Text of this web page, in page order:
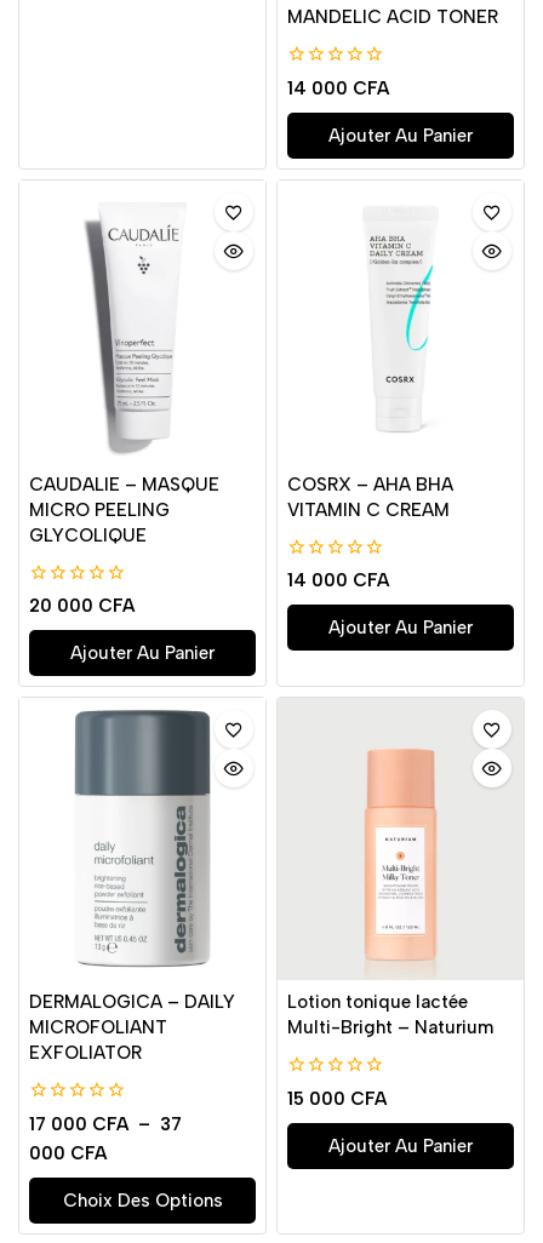
MANDELIC ACID TONER
0
de
5
14 000 CFA
Ajouter Au Panier
CAUDALIE – MASQUE
MICRO PEELING
GLYCOLIQUE
0
de
5
20 000 CFA
Ajouter Au Panier
COSRX – AHA BHA
VITAMIN C CREAM
0
de
5
14 000 CFA
Ajouter Au Panier
DERMALOGICA – DAILY
MICROFOLIANT
EXFOLIATOR
0
de
5
17 000 CFA – 37
000 CFA
Choix Des Options
Lotion tonique lactée
Multi-Bright – Naturium
0
de
5
15 000 CFA
Ajouter Au Panier